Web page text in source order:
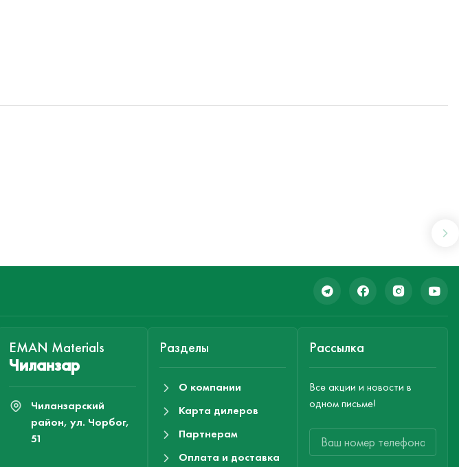
EMAN Materials
Чиланзар
Чиланзарский
район, ул. Чорбог,
51
Разделы
О компании
Карта дилеров
Партнерам
Оплата и доставка
Рассылка
Все акции и новости в
одном письме!